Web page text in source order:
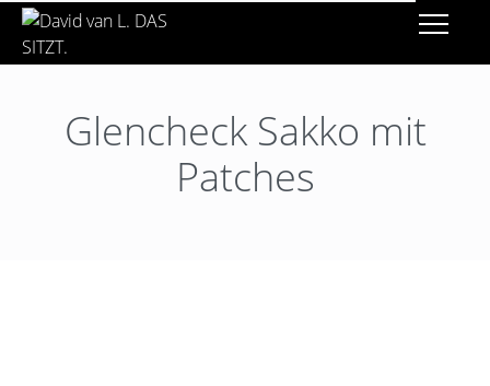
Glencheck Sakko mit
Patches